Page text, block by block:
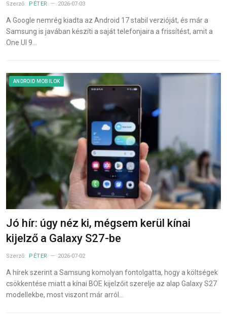
Szerző: PÉTER 2026-07-03
A Google nemrég kiadta az Android 17 stabil verzióját, és már a
Samsung is javában készíti a saját telefonjaira a frissítést, amit a
One UI 9…
ANDROID MOBILOK
Jó hír: úgy néz ki, mégsem kerül kínai
kijelző a Galaxy S27-be
Szerző: PÉTER 2026-07-02
A hírek szerint a Samsung komolyan fontolgatta, hogy a költségek
csökkentése miatt a kínai BOE kijelzőit szerelje az alap Galaxy S27
modellekbe, most viszont már arról…